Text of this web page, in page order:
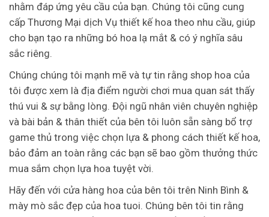
nhằm đáp ứng yêu cầu của bạn. Chúng tôi cũng cung
cấp Thương Mại dịch Vụ thiết kế hoa theo nhu cầu, giúp
cho bạn tạo ra những bó hoa lạ mắt & có ý nghĩa sâu
sắc riêng.
Chúng chúng tôi mạnh mẽ và tự tin rằng shop hoa của
tôi được xem là địa điểm người chơi mua quan sát thấy
thú vui & sự bằng lòng. Đội ngũ nhân viên chuyên nghiệp
và bài bản & thân thiết của bên tôi luôn sẵn sàng bổ trợ
game thủ trong việc chọn lựa & phong cách thiết kế hoa,
bảo đảm an toàn rằng các bạn sẽ bao gồm thưởng thức
mua sắm chọn lựa hoa tuyệt vời.
Hãy đến với cửa hàng hoa của bên tôi trên Ninh Bình &
mày mò sắc đẹp của hoa tuoi. Chúng bên tôi tin rằng